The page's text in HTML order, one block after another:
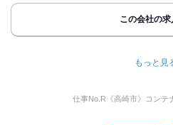
おかけ直し頂きますようお願いしま
【WEB応募】
「応募する」ボタンをクリックし
お預かりした個人情報は、当社の
この会社の
群馬県佐波郡玉村町上新田678-2
もっと見
仕事No. R《高崎市》コンテ